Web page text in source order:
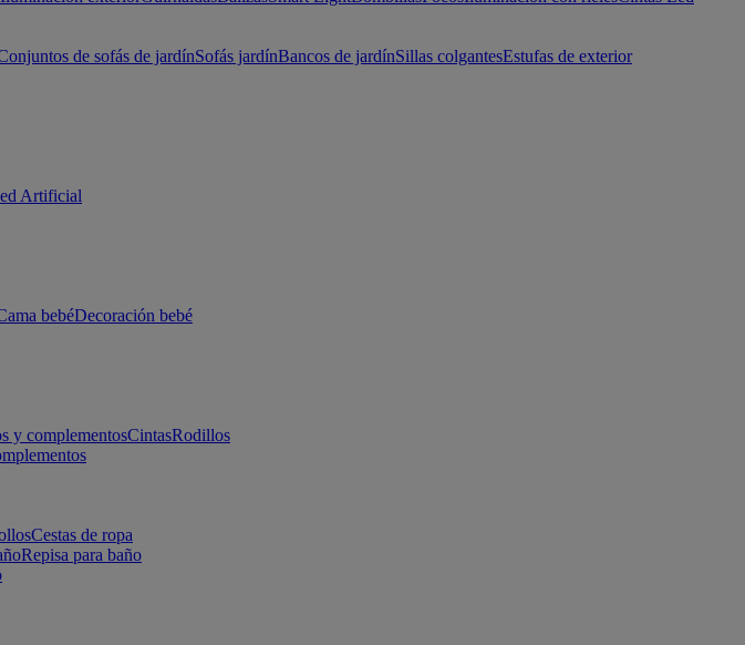
de sofás de jardínSofás jardínBancos de jardínSillas colgantesEstufas de exterior
Artificial
bebéDecoración bebé
y complementosCintasRodillos
Cestas de ropa
Repisa para baño